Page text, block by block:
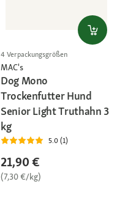
4 Verpackungsgrößen
MAC's
Dog Mono
Trockenfutter Hund
Senior Light Truthahn 3
kg
5.0 (1)
21,90 €
(7,30 €/kg)